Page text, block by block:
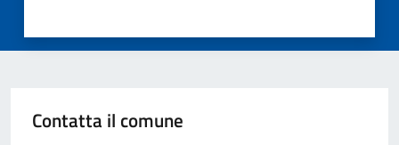
Contatta il comune